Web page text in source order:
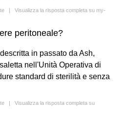
| Visualizza la risposta completa su my-
peritoneale?
in passato da Ash,
nell'Unità Operativa di
standard di sterilità e senza
| Visualizza la risposta completa su